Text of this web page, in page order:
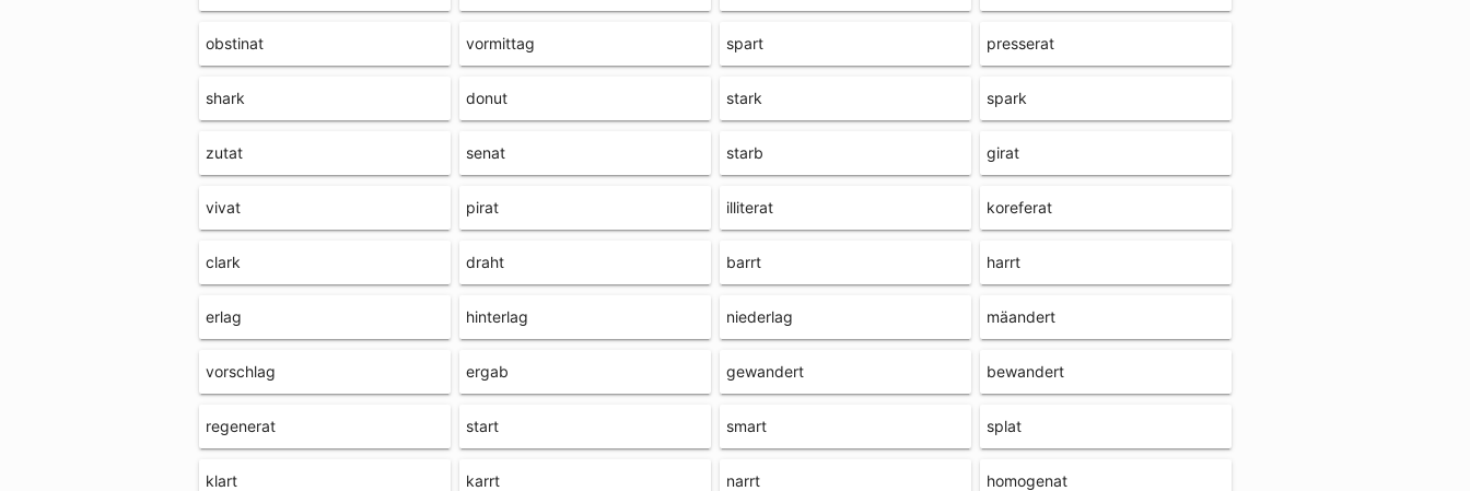
obstinat vormittag spart presserat
shark donut stark spark
zutat senat starb girat
vivat pirat illiterat koreferat
clark draht barrt harrt
erlag hinterlag niederlag mäandert
vorschlag ergab gewandert bewandert
regenerat start smart splat
klart karrt narrt homogenat